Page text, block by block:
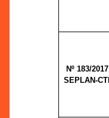
Nº 183/2017
SEPLAN-CTI